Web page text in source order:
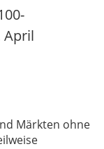
April
Märkten ohne